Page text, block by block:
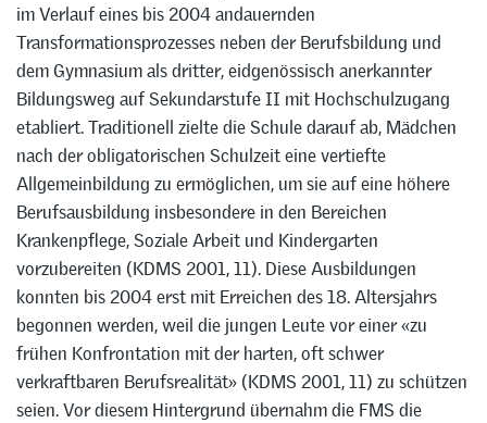
im Verlauf eines bis 2004 andauernden
Transformationsprozesses neben der Berufsbildung und
dem Gymnasium als dritter, eidgenössisch anerkannter
Bildungsweg auf Sekundarstufe II mit Hochschulzugang
etabliert. Traditionell zielte die Schule darauf ab, Mädchen
nach der obligatorischen Schulzeit eine vertiefte
Allgemeinbildung zu ermöglichen, um sie auf eine höhere
Berufsausbildung insbesondere in den Bereichen
Krankenpflege, Soziale Arbeit und Kindergarten
vorzubereiten (KDMS 2001, 11). Diese Ausbildungen
konnten bis 2004 erst mit Erreichen des 18. Altersjahrs
begonnen werden, weil die jungen Leute vor einer «zu
frühen Konfrontation mit der harten, oft schwer
verkraftbaren Berufsrealität» (KDMS 2001, 11) zu schützen
seien. Vor diesem Hintergrund übernahm die FMS die